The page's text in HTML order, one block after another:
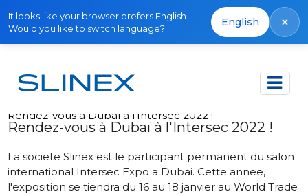
It looks like your browser prefers English.
Would you like to switch language?
English ×
Accueil Actualités
Rendez-vous à Dubaï à l'Intersec 2022 !
Rendez-vous à Dubaï à l'Intersec 2022 !
La societe Slinex est le participant permanent du salon
international Intersec Expo a Dubai. Cette annee,
l'exposition se tiendra du 16 au 18 janvier au World Trade